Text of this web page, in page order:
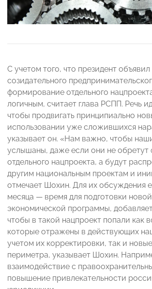
С учетом того, что президент объявил
созидательного
формирование отдельного
логичным, считает глава РСПП. Речь
чтобы продвигать принципиально
использовании уже сложившихся
указывает он. «Нам важно, чтобы
услышаны, даже если они не обретут
отдельного нацпроекта, а будут
другим национальным проектам и
отмечает Шохин. Для их обсуждения
месяца — время для подготовки новой
экономической программы,
чтобы в такой нацпроект попали как
которые отражены в действующих
учетом их корректировки, так и
периметра, указывает Шохин.
взаимодействие с
повышение привлекательности